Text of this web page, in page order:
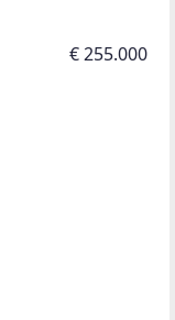
€ 255.000